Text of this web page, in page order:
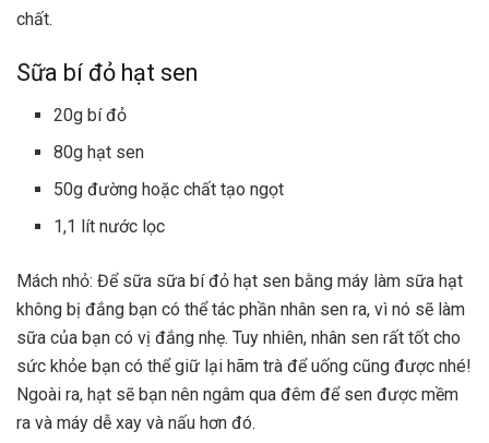
chất.
Sữa bí đỏ hạt sen
20g bí đỏ
80g hạt sen
50g đường hoặc chất tạo ngọt
1,1 lít nước lọc
Mách nhỏ: Để sữa sữa bí đỏ hạt sen bằng máy làm sữa hạt
không bị đắng bạn có thể tác phần nhân sen ra, vì nó sẽ làm
sữa của bạn có vị đắng nhẹ. Tuy nhiên, nhân sen rất tốt cho
sức khỏe bạn có thể giữ lại hãm trà để uống cũng được nhé!
Ngoài ra, hạt sẽ bạn nên ngâm qua đêm để sen được mềm
ra và máy dễ xay và nấu hơn đó.